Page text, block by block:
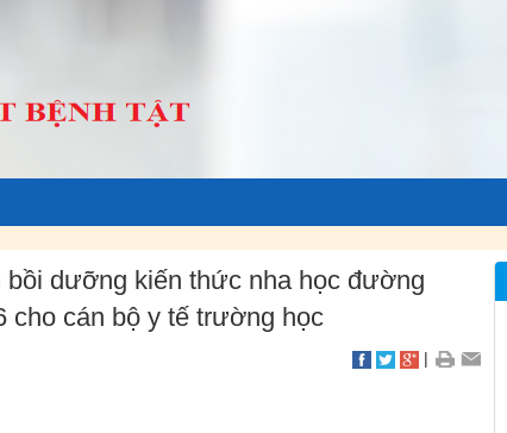
bồi dưỡng kiến thức nha học đường
cho cán bộ y tế trường học
|